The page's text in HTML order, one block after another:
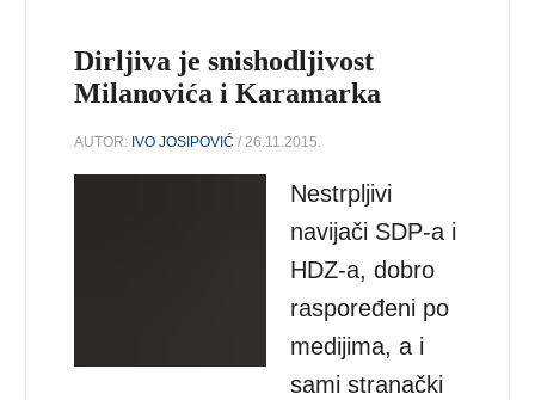
Dirljiva je snishodljivost
Milanovića i Karamarka
AUTOR: IVO JOSIPOVIĆ / 26.11.2015.
Nestrpljivi
navijači SDP-a i
HDZ-a, dobro
raspoređeni po
medijima, a i
sami stranački